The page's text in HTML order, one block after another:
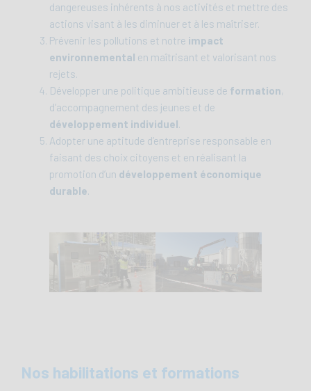
dangereuses inhérents à nos activités et mettre des
actions visant à les diminuer et à les maîtriser.
Prévenir les pollutions et notre impact
environnemental en maîtrisant et valorisant nos
rejets.
Développer une politique ambitieuse de formation
d’accompagnement des jeunes et de
développement individuel.
Adopter une aptitude d’entreprise responsable en
faisant des choix citoyens et en réalisant la
promotion d’un développement économique
durable.
Nos habilitations et formations